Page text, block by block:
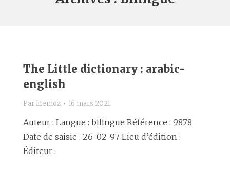
The Little dictionary : arabic-
english
Par lifemoz 16 mars 2021
Auteur : Langue : bilingue Référence : 9878
Date de saisie : 26-02-97 Lieu d’édition :
Éditeur :